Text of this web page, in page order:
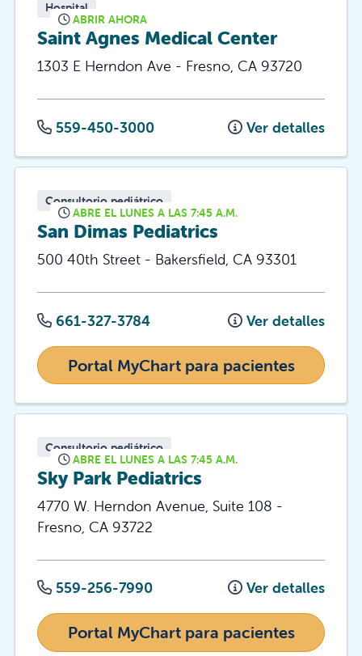
Hospital
ABRIR AHORA
Saint Agnes Medical Center
1303 E Herndon Ave - Fresno, CA 93720
559-450-3000 Ver detalles
Consultorio pediátrico
ABRE EL LUNES A LAS 7:45 A.M.
San Dimas Pediatrics
500 40th Street - Bakersfield, CA 93301
661-327-3784 Ver detalles
Portal MyChart para pacientes
Consultorio pediátrico
ABRE EL LUNES A LAS 7:45 A.M.
Sky Park Pediatrics
4770 W. Herndon Avenue, Suite 108 -
Fresno, CA 93722
559-256-7990 Ver detalles
Portal MyChart para pacientes